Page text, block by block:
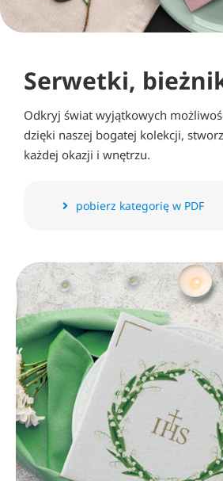
Strefa
Blog
B2B
Serwetki,
Odkryj świat wyjątkowych
dzięki naszej bogatej kolekcji,
każdej okazji i wnętrzu.
pobierz kategorię w PDF